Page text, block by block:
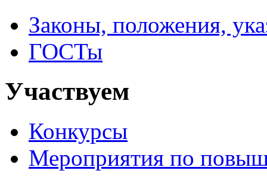
Законы, положения,
ГОСТы
Участвуем
Конкурсы
Мероприятия по